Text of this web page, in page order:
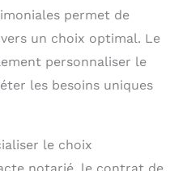
permet de
un choix optimal. Le
personnaliser le
les besoins uniques
le choix
notarié, le contrat de